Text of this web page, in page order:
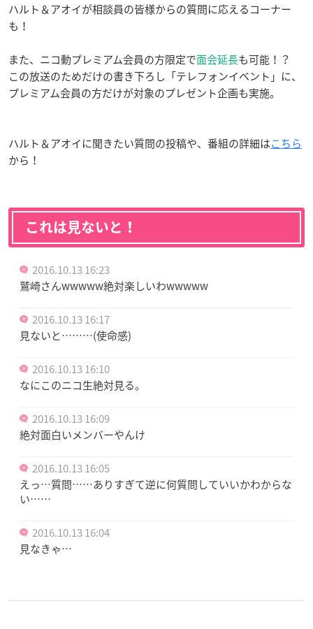
ハルト＆アオイが相談員の皆様からの質問に応えるコーナー
も！
また、ニコ動プレミアム会員の方限定で面会延長も可能！？
この放送のためだけの書き下ろし「テレフォンイベント」に、
プレミアム会員の方だけが対象のプレゼント企画も実施。
ハルト＆アオイに聞きたい質問の投稿や、番組の詳細はこちら
から！
これは見ないと！
2016.10.13 16:23
鷲崎さんwwwww絶対楽しいわwwwww
2016.10.13 16:17
見ないと………(使命感)
2016.10.13 16:10
なにこのニコ生絶対見る。
2016.10.13 16:09
絶対面白いメンバーやんけ
2016.10.13 16:05
えっ…質問……ありすぎて逆に何質問していいかわからな
い……
2016.10.13 16:04
見なきゃ…